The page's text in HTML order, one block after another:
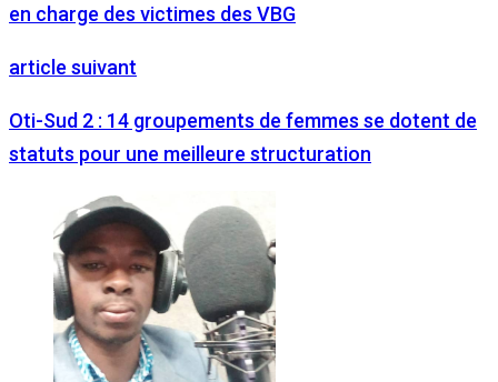
en charge des victimes des VBG
article suivant
Oti-Sud 2 : 14 groupements de femmes se dotent de
statuts pour une meilleure structuration